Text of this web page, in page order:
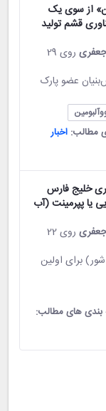
از سوی یک
قشم تولید
جعفری
روی 29
عضو پارک
مطالب: اخبار
خلیج فارس
یا پپرمینت (آب
جعفری
روی 22
برای اولین
بندی های مطالب: